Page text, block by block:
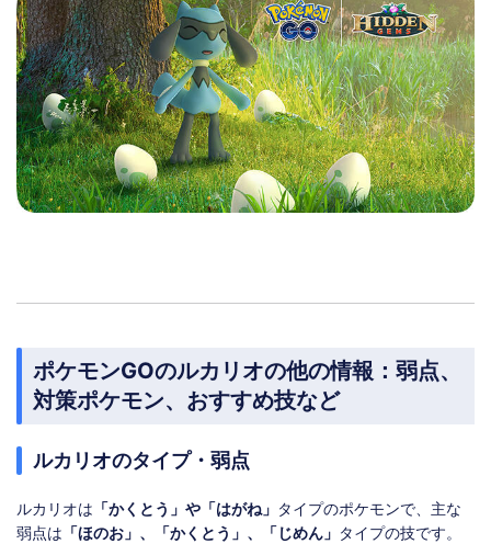
ポケモンGOのルカリオの他の情報：弱点、
対策ポケモン、おすすめ技など
ルカリオのタイプ・弱点
ルカリオは 「かくとう」や「はがね」 タイプのポケモンで、主な
弱点は 「ほのお」、「かくとう」、「じめん」 タイプの技です。